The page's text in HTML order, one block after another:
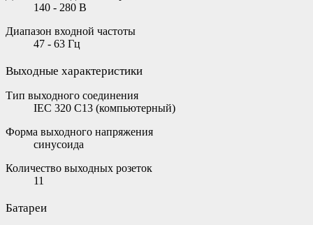
140 - 280 В
Диапазон входной частоты
47 - 63 Гц
Выходные характеристики
Тип выходного соединения
IEC 320 C13 (компьютерный)
Форма выходного напряжения
синусоида
Количество выходных розеток
11
Батареи